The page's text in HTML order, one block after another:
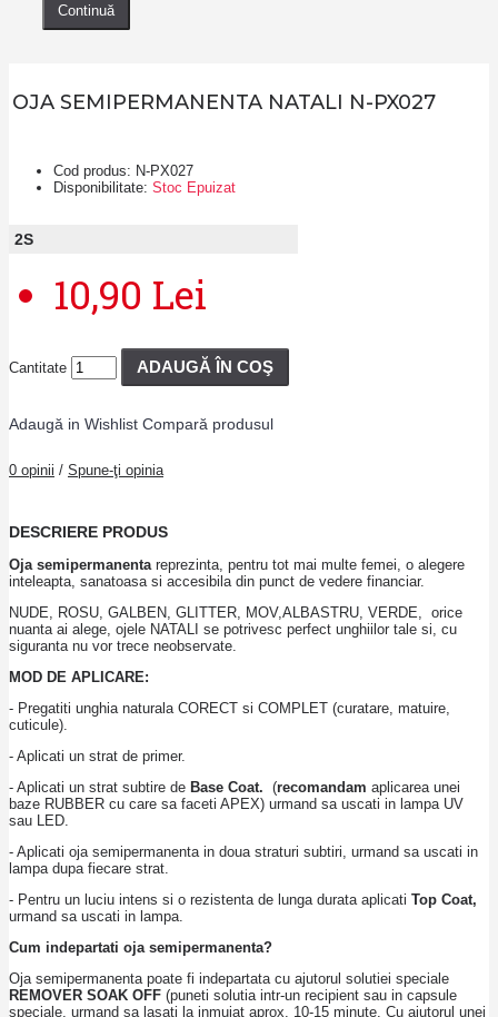
Continuă
OJA SEMIPERMANENTA NATALI N-PX027
Cod produs: N-PX027
Disponibilitate: Stoc Epuizat
2S
10,90 Lei
Cantitate ADAUGĂ ÎN COŞ
Adaugă in Wishlist Compară produsul
0 opinii / Spune-ţi opinia
DESCRIERE PRODUS
Oja semipermanenta reprezinta, pentru tot mai multe femei, o alegere
inteleapta, sanatoasa si accesibila din punct de vedere financiar.
NUDE, ROSU, GALBEN, GLITTER, MOV,ALBASTRU, VERDE, orice
nuanta ai alege, ojele NATALI se potrivesc perfect unghiilor tale si, cu
siguranta nu vor trece neobservate.
MOD DE APLICARE:
- Pregatiti unghia naturala CORECT si COMPLET (curatare, matuire,
cuticule).
- Aplicati un strat de primer.
- Aplicati un strat subtire de Base Coat. (recomandam aplicarea unei
baze RUBBER cu care sa faceti APEX) urmand sa uscati in lampa UV
sau LED.
- Aplicati oja semipermanenta in doua straturi subtiri, urmand sa uscati in
lampa dupa fiecare strat.
- Pentru un luciu intens si o rezistenta de lunga durata aplicati Top Coat,
urmand sa uscati in lampa.
Cum indepartati oja semipermanenta?
Oja semipermanenta poate fi indepartata cu ajutorul solutiei speciale
REMOVER SOAK OFF (puneti solutia intr-un recipient sau in capsule
speciale, urmand sa lasati la inmuiat aprox. 10-15 minute. Cu ajutorul unei